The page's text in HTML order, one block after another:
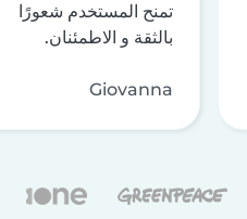
تمنح المستخدم شعورًا
بالثقة و الاطمئنان.
Giovanna